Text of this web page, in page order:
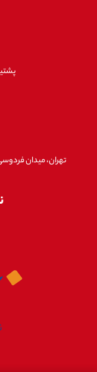
تهران، میدان